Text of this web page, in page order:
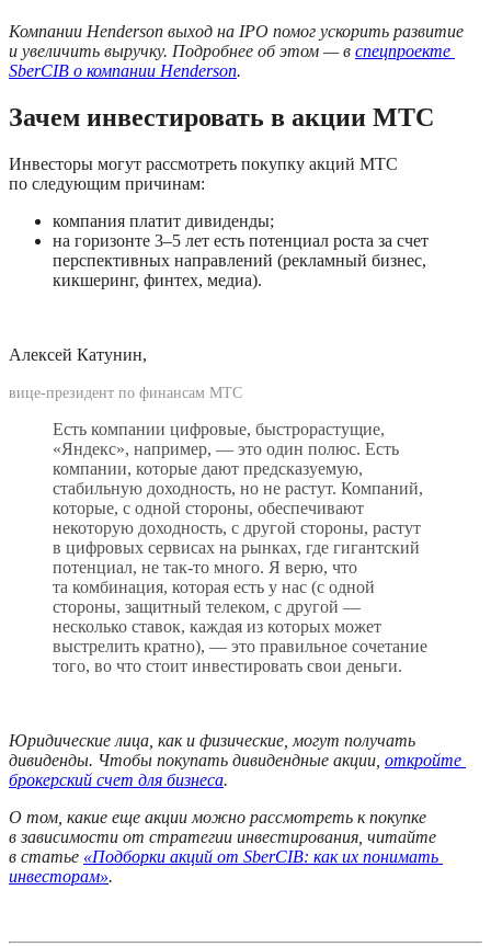
Компании Henderson выход на IPO помог ускорить развитие
и увеличить выручку. Подробнее об этом — в спецпроекте
SberCIB о компании Henderson.
Зачем инвестировать в акции МТС
Инвесторы могут рассмотреть покупку акций МТС
по следующим причинам:
компания платит дивиденды;
на горизонте 3–5 лет есть потенциал роста за счет
перспективных направлений (рекламный бизнес,
кикшеринг, финтех, медиа).
Алексей Катунин,
вице-президент по финансам МТС
Есть компании цифровые, быстрорастущие,
«Яндекс», например, — это один полюс. Есть
компании, которые дают предсказуемую,
стабильную доходность, но не растут. Компаний,
которые, с одной стороны, обеспечивают
некоторую доходность, с другой стороны, растут
в цифровых сервисах на рынках, где гигантский
потенциал, не так-то много. Я верю, что
та комбинация, которая есть у нас (с одной
стороны, защитный телеком, с другой —
несколько ставок, каждая из которых может
выстрелить кратно), — это правильное сочетание
того, во что стоит инвестировать свои деньги.
Юридические лица, как и физические, могут получать
дивиденды. Чтобы покупать дивидендные акции, откройте
брокерский счет для бизнеса.
О том, какие еще акции можно рассмотреть к покупке
в зависимости от стратегии инвестирования, читайте
в статье «Подборки акций от SberCIB: как их понимать
инвесторам».